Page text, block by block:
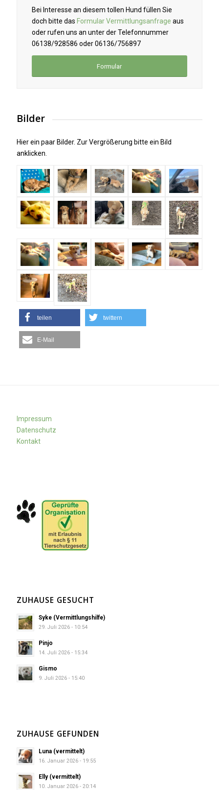
Bei Interesse an diesem tollen Hund füllen Sie
doch bitte das Formular Vermittlungsanfrage aus
oder rufen uns an unter der Telefonnummer
06138/928586 oder 06136/756897
Formular
Bilder
Hier ein paar Bilder. Zur Vergrößerung bitte ein Bild
anklicken.
teilen twittern
E-Mail
Impressum
Datenschutz
Kontakt
ZUHAUSE GESUCHT
Syke (Vermittlungshilfe)
29. Juli 2026 - 10:54
Pinjo
14. Juli 2026 - 15:34
Gismo
9. Juli 2026 - 15:40
ZUHAUSE GEFUNDEN
Luna (vermittelt)
16. Januar 2026 - 19:55
Elly (vermittelt)
10. Januar 2026 - 20:14